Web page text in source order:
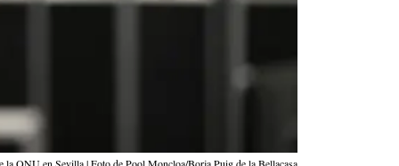
la ONU en Sevilla | Foto de Pool Moncloa/Borja Puig de la Bellacasa